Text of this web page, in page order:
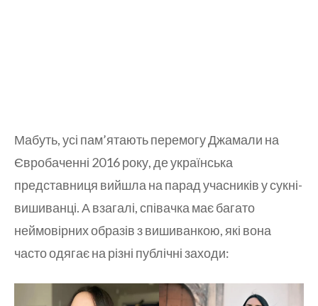
Мабуть, усі пам’ятають перемогу Джамали на
Євробаченні 2016 року, де українська
представниця вийшла на парад учасників у сукні-
вишиванці. А взагалі, співачка має багато
неймовірних образів з вишиванкою, які вона
часто одягає на різні публічні заходи: